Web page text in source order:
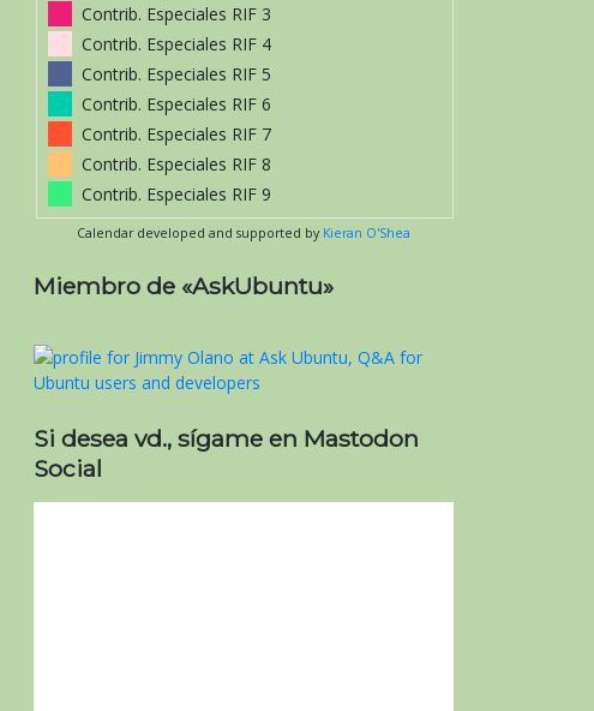
Contrib. Especiales RIF 3
Contrib. Especiales RIF 4
Contrib. Especiales RIF 5
Contrib. Especiales RIF 6
Contrib. Especiales RIF 7
Contrib. Especiales RIF 8
Contrib. Especiales RIF 9
Calendar developed and supported by Kieran O'Shea
Miembro de «AskUbuntu»
Si desea vd., sígame en Mastodon
Social